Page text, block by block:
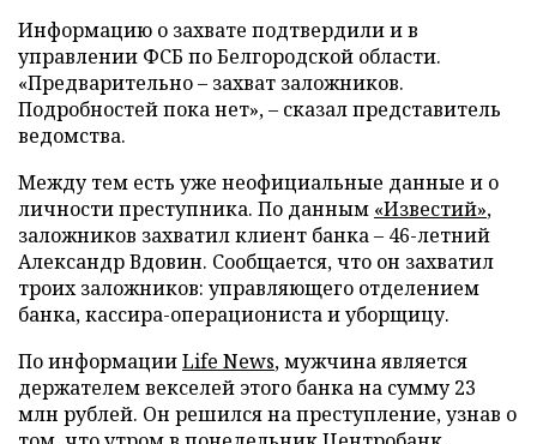
Информацию о захвате подтвердили и в
управлении ФСБ по Белгородской области.
«Предварительно – захват заложников.
Подробностей пока нет», – сказал представитель
ведомства.
Между тем есть уже неофициальные данные и о
личности преступника. По данным «Известий»,
заложников захватил клиент банка – 46-летний
Александр Вдовин. Сообщается, что он захватил
троих заложников: управляющего отделением
банка, кассира-операциониста и уборщицу.
По информацииLife News, мужчина является
держателем векселей этого банка на сумму 23
млн рублей. Он решился на преступление, узнав о